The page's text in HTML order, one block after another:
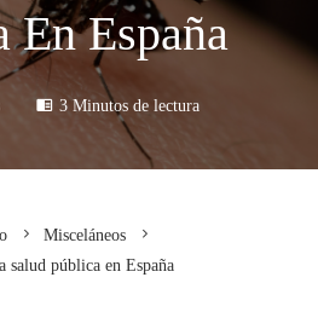
En España
3 Minutos de lectura
Misceláneos
salud pública en España